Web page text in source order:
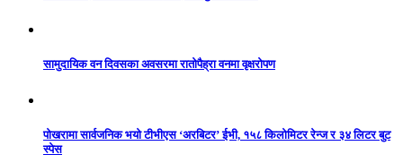
सामुदायिक वन दिवसका अवसरमा रातोपैह्रा वनमा वृक्षरोपण
पोखरामा सार्वजनिक भयो टीभीएस ‘अरबिटर’ ईभी, १५८ किलोमिटर रेन्ज र ३४ लिटर बुट
स्पेस